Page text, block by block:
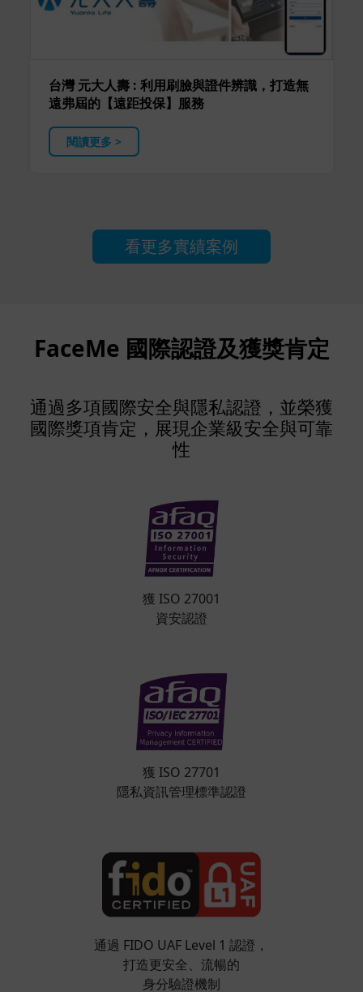
台灣 元大人壽 : 利用刷臉與證件辨識，打造無
遠弗屆的【遠距投保】服務
閱讀更多 >
看更多實績案例
FaceMe 國際認證及獲獎肯定
通過多項國際安全與隱私認證，並榮獲
國際獎項肯定，展現企業級安全與可靠
性
獲 ISO 27001
資安認證
獲 ISO 27701
隱私資訊管理標準認證
通過 FIDO UAF Level 1 認證，
打造更安全、流暢的
身分驗證機制